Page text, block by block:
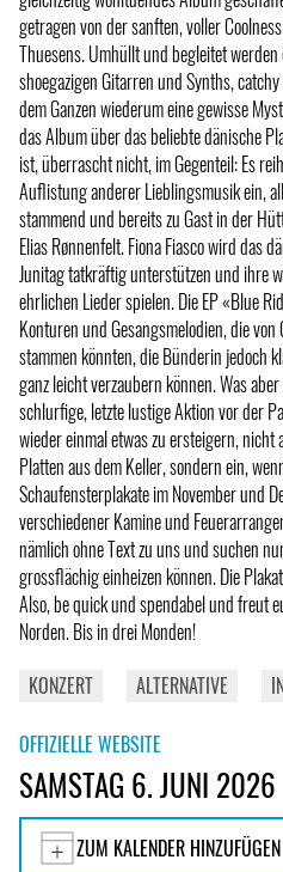
getragen von der sanften, voller
Thuesens. Umhüllt und begleitet
shoegazigen Gitarren und Synths,
dem Ganzen wiederum eine gewisse
das Album über das beliebte dänische
ist, überrascht nicht, im Gegenteil: Es
Auflistung anderer Lieblingsmusik ein,
stammend und bereits zu Gast in der
Elias Rønnenfelt. Fiona Fiasco wird das
Junitag tatkräftig unterstützen und ihre
ehrlichen Lieder spielen. Die EP «Blue
Konturen und Gesangsmelodien, die von
stammen könnten, die Bünderin jedoch
ganz leicht verzaubern können. Was
schlurfige, letzte lustige Aktion vor der
wieder einmal etwas zu ersteigern,
Platten aus dem Keller, sondern ein,
Schaufensterplakate im November und
verschiedener Kamine und
nämlich ohne Text zu uns und suchen
grossflächig einheizen können. Die
Also, be quick und spendabel und freut
Norden. Bis in drei Monden!
KONZERT
ALTERNATIVE
OFFIZIELLE WEBSITE
SAMSTAG 6. JUNI 2026
ZUM KALENDER HINZUFÜGEN